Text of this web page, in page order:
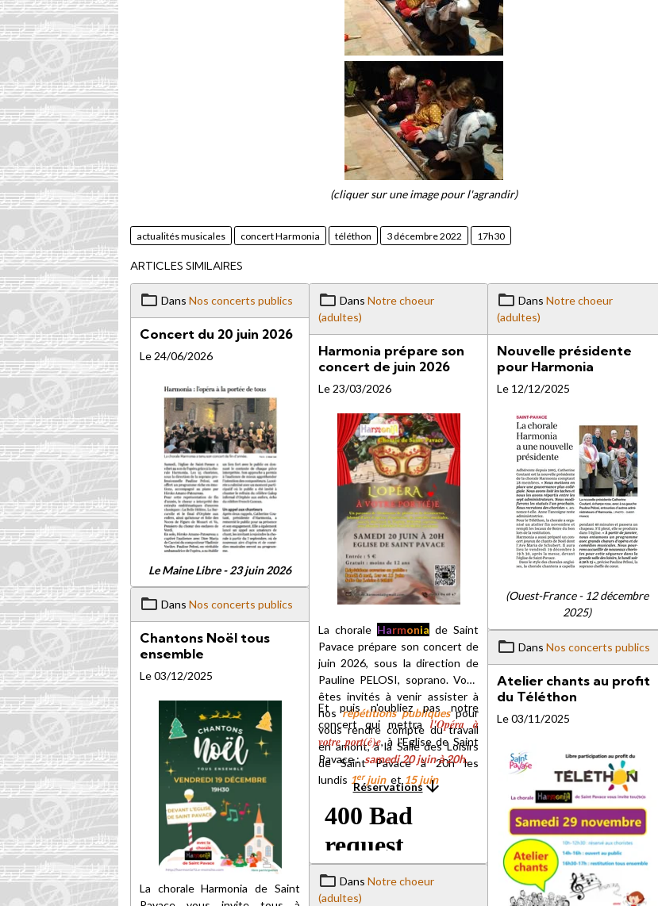
(cliquer sur une image pour l'agrandir)
actualités musicales concert Harmonia téléthon 3 décembre 2022 17h30
ARTICLES SIMILAIRES
Dans Nos concerts publics
Concert du 20 juin 2026
Le 24/06/2026
Le Maine Libre - 23 juin 2026
Dans Notre choeur
(adultes)
Harmonia prépare son
concert de juin 2026
Le 23/03/2026
La chorale Harmonia de Saint
Pavace prépare son concert de
juin 2026, sous la direction de
Pauline PELOSI, soprano. Vous
êtes invités à venir assister à
nosrépétitions publiquespour
vous rendre compte du travail
en amont, à la Salle des Loisirs
de Saint Pavace à 20h les
lundis 1erjuin et15 juin
Et puis n'oubliez pas notre
concert qui mettra l'Opéra à
votre port(é)e, à l'Eglise de Saint
Pavace :samedi 20 juin à 20h.
Réservations
Dans Notre choeur
(adultes)
Nouvelle présidente
pour Harmonia
Le 12/12/2025
(Ouest-France - 12 décembre
2025)
Dans Nos concerts publics
Chantons Noël tous
ensemble
Le 03/12/2025
La chorale Harmonia de Saint
Dans Nos concerts publics
Atelier chants au profit
du Téléthon
Le 03/11/2025
Dans Notre choeur
(adultes)